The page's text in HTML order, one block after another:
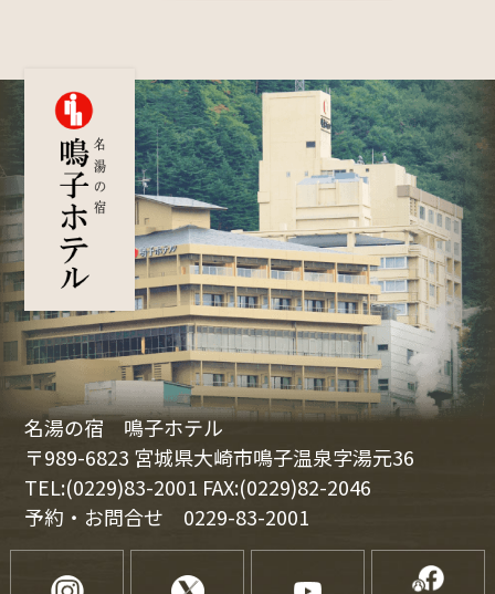
名湯の宿 鳴子ホテル
〒989-6823 宮城県大崎市鳴子温泉字湯元36
TEL:(0229)83-2001 FAX:(0229)82-2046
予約・お問合せ 0229-83-2001